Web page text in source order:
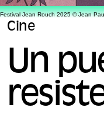
Festival Jean Rouch 2025 © Jean
Cine
Un